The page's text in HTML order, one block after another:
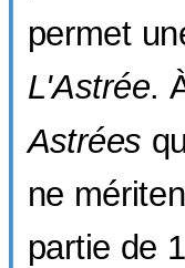
permet
L'Astrée.
Astrées
ne
partie de